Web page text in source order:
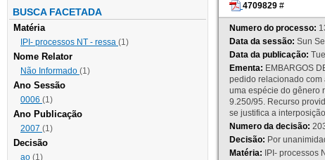
BUSCA FACETADA
Matéria
IPI- processos NT - ressa (1)
Nome Relator
Não Informado (1)
Ano Sessão
0006 (1)
Ano Publicação
2007 (1)
Decisão
ao (1)
4709829 #
Numero do processo:
Data da sessão: Sun
Data da publicação:
Ementa: EMBARGOS
pedido relacionado com
uma espécie do gênero
9.250/95. Recurso
se justifica a
Numero da decisão:
Decisão: Por
Matéria: IPI- processos